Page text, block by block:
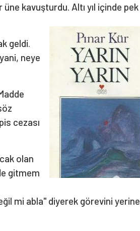
kavuşturdu. Altı yıl içinde pek
geldi.
neye
cezası
olan
gitmem
mi abla" diyerek görevini yerine